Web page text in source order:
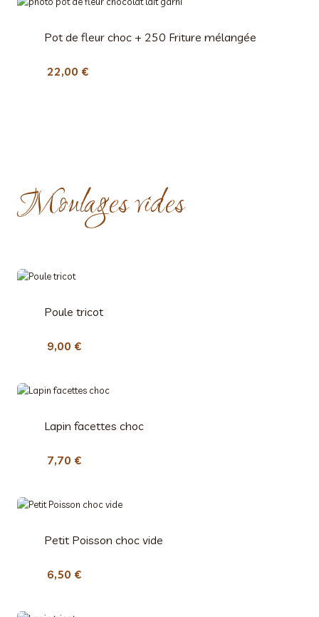
Pot de fleur choc + 250 Friture mélangée
22,00 €
Moulages vides
Poule tricot
9,00 €
Lapin facettes choc
7,70 €
Petit Poisson choc vide
6,50 €